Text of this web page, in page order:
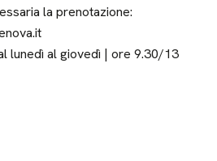
la prenotazione:
lunedì al giovedì | ore 9.30/13